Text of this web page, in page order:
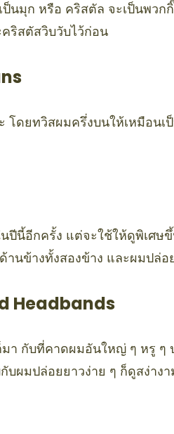
ป็นมุก หรือ คริสตัล จะเป็นพวก
ริสตัสวิบวับไว้ก่อน
ดยทวิสผมครึ่งบนให้เหมือนเ
ปีนี้อีกครั้ง แต่จะใช้ให้ดูพิเศษ
นข้างทั้งสองข้าง และผมปล่อ
Headbands
มา กับที่คาดผมอันใหญ่ ๆ หรู ๆ
บผมปล่อยยาวง่าย ๆ ก็ดูสง่าง